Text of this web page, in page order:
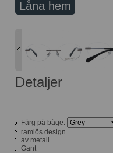
Låna hem
Detaljer
Färg på båge:
ramlös design
av metall
Gant